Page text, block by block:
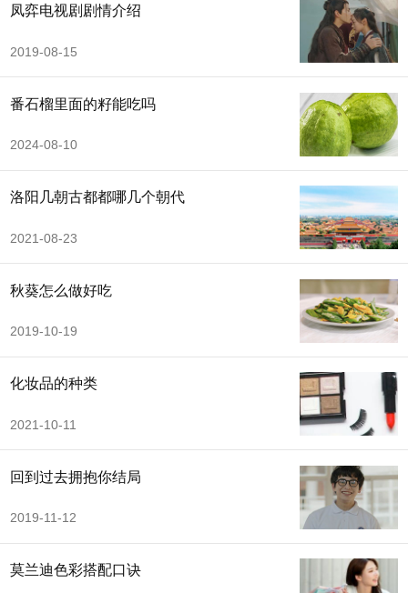
凤弈电视剧剧情介绍
2019-08-15
番石榴里面的籽能吃吗
2024-08-10
洛阳几朝古都都哪几个朝代
2021-08-23
秋葵怎么做好吃
2019-10-19
化妆品的种类
2021-10-11
回到过去拥抱你结局
2019-11-12
莫兰迪色彩搭配口诀